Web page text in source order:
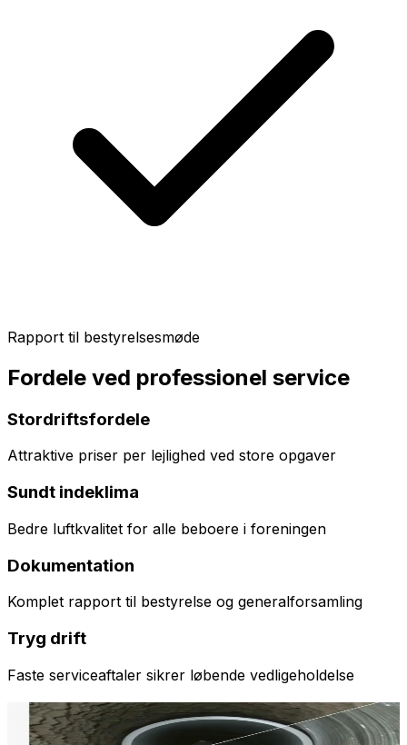
Rapport til bestyrelsesmøde
Fordele ved professionel service
Stordriftsfordele
Attraktive priser per lejlighed ved store opgaver
Sundt indeklima
Bedre luftkvalitet for alle beboere i foreningen
Dokumentation
Komplet rapport til bestyrelse og generalforsamling
Tryg drift
Faste serviceaftaler sikrer løbende vedligeholdelse
Se forskellen